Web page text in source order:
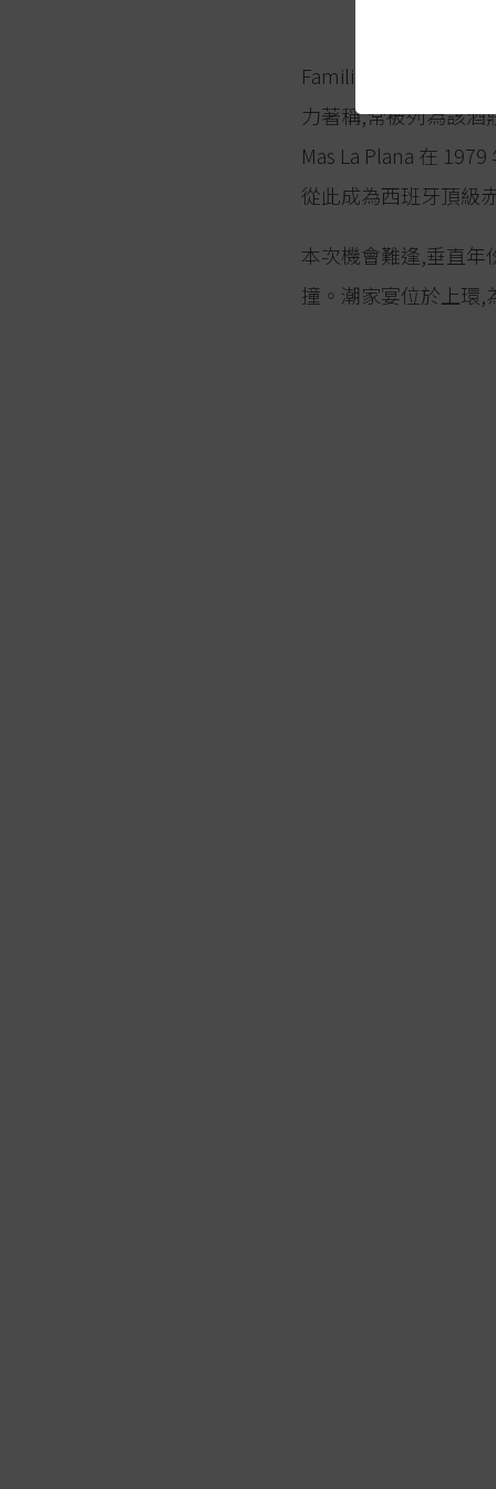
Familia Torres 為西
力著稱,常被列為該酒
Mas La Plana 在
從此成為西班牙頂級
本次機會難逢,垂直年
撞。潮家宴位於上環